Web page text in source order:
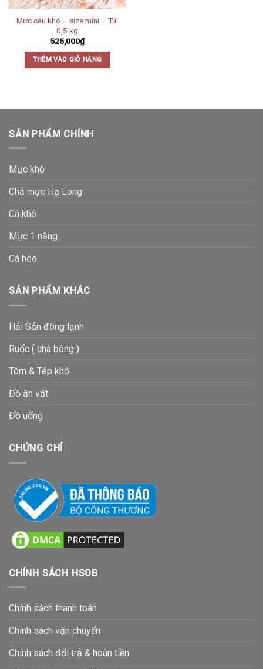
Mực câu khô – size mini – Túi
0,5 kg
525,000₫
THÊM VÀO GIỎ HÀNG
SẢN PHẨM CHÍNH
Mực khô
Chả mực Hạ Long
Cá khô
Mực 1 nắng
Cá héo
SẢN PHẨM KHÁC
Hải Sản đông lạnh
Ruốc ( chà bông )
Tôm & Tép khô
Đồ ăn vặt
Đồ uống
CHỨNG CHỈ
CHÍNH SÁCH HSOB
Chính sách thanh toán
Chính sách vận chuyển
Chính sách đổi trả & hoàn tiền